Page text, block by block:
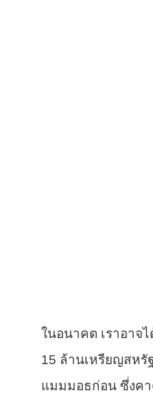
ในอนาคต เราอาจ
15 ล้านเหรียญสหรั
แมมมอธก่อน ซึ่งคา